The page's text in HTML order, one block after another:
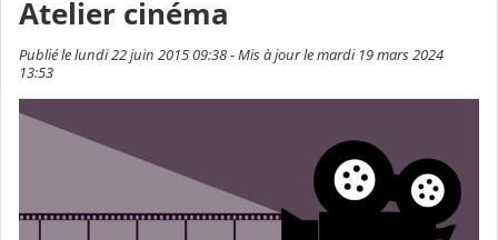
Atelier cinéma
Publié le lundi 22 juin 2015 09:38 - Mis à jour le mardi 19 mars 2024
13:53